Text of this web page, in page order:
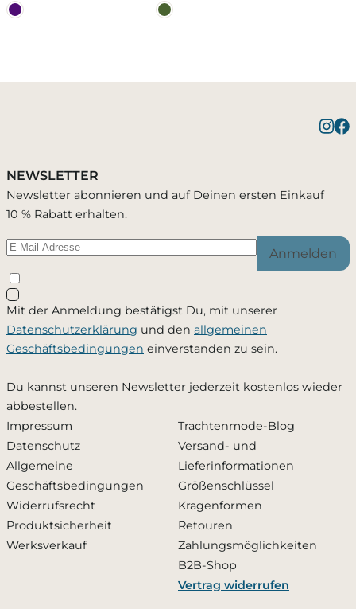
1 Artikel wurde in Deinen Warenkorb gelegt
Passend zu diesem Artikel
Du wirst per E-Mail benachrichtigt, sobald der
Artikel wieder verfügbar ist.
Ja, ich möchte - jederzeit widerruflich - per Mail
informiert werden, sobald dieses Produkt wieder
verfügbar ist. Meine Mailadresse wird ausschließlich
weitergegeben. DieDatenschutzerklärunghabe ich
zur Kenntnis genommen.
Rabatt erhalten
Benachrichtigung aktivieren
NEWSLETTER
Newsletter abonnieren und auf Deinen ersten Einkauf
10 % Rabatt erhalten.
Anmelden
Mit der Anmeldung bestätigst Du, mit unserer
Datenschutzerklärung und den allgemeinen
Geschäftsbedingungen einverstanden zu sein.
Du kannst unseren Newsletter jederzeit kostenlos wieder
abbestellen.
Impressum
Datenschutz
Allgemeine
Geschäftsbedingungen
Widerrufsrecht
Produktsicherheit
Werksverkauf
Trachtenmode-Blog
Versand- und
Lieferinformationen
Größenschlüssel
Kragenformen
Retouren
Zahlungsmöglichkeiten
B2B-Shop
Vertrag widerrufen